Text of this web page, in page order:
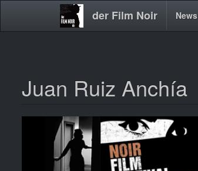
der Film Noir
Main News
Juan Ruiz Anchía